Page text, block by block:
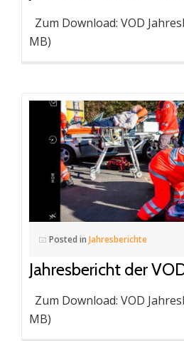
Zum Download: VOD
MB)
Posted in Jahresberichte
Jahresbericht der
Zum Download: VOD
MB)